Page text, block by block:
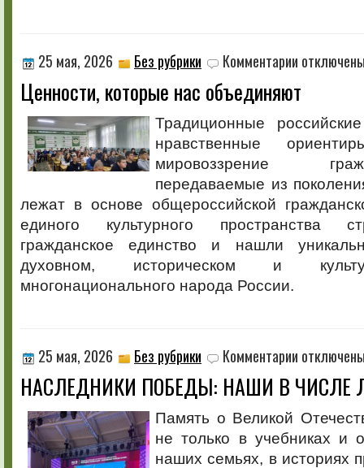
25 мая, 2026 Без рубрики Комментарии записи
Ценности,
которые
объединяют
Ценности, которые нас объединяют
Традиционные
нравственные
мировоззрение
передаваемые из
лежат в основе общероссийской
единого культурного пространства
гражданское единство и нашли
духовном, историческом и
многонационального народа России.
25 мая, 2026 Без рубрики Комментарии записи
НАСЛЕДНИКИ
ПОБЕДЫ:
НАШИ
В
ЧИСЛЕ
ЛУЧШИХ!
НАСЛЕДНИКИ ПОБЕДЫ: НАШИ В ЧИСЛЕ
Память о Великой
не только в учебниках и
наших семьях, в историях